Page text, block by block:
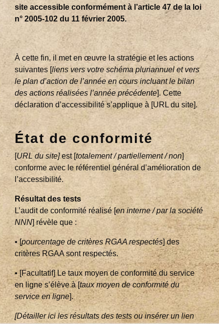
site accessible conformément à l’article 47 de la loi
n° 2005-102 du 11 février 2005.
À cette fin, il met en œuvre la stratégie et les actions
suivantes [liens vers votre schéma pluriannuel et vers
le plan d’action de l’année en cours incluant le bilan
des actions réalisées l’année précédente]. Cette
déclaration d’accessibilité s’applique à [URL du site].
État de conformité
[URL du site]est [totalement / partiellement / non]
conforme avec le référentiel général d’amélioration de
l’accessibilité.
Résultat des tests
L’audit de conformité réalisé [en interne / par la société
NNN] révèle que :
• [pourcentage de critères RGAA respectés] des
critères RGAA sont respectés.
• [Facultatif] Le taux moyen de conformité du service
en ligne s’élève à [taux moyen de conformité du
service en ligne].
[Détailler ici les résultats des tests ou insérer un lien